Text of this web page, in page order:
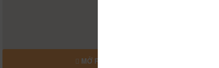
MỞ RỘNG BẢN ĐỒ